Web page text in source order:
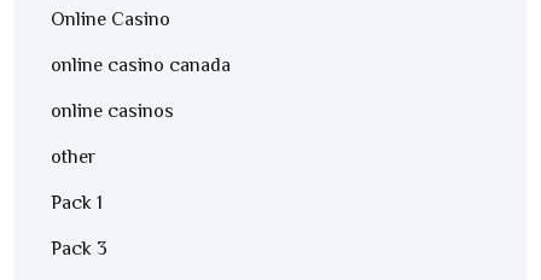
Online Casino
online casino canada
online casinos
other
Pack 1
Pack 3